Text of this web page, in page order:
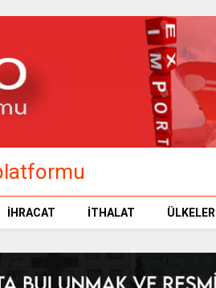
İHRACAT İTHALAT ÜLKELER